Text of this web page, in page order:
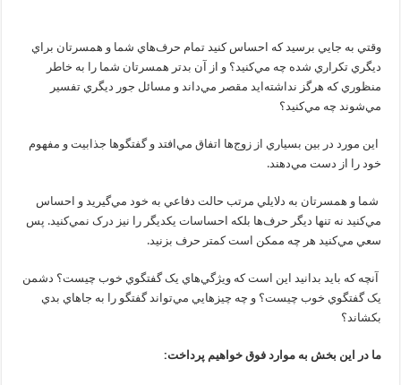
وقتي به جايي برسيد که احساس کنيد تمام حرف‌هاي شما و همسرتان براي
ديگري تکراري شده چه مي‌کنيد؟ و از آن بدتر همسرتان شما را به خاطر
منظوري که هرگز نداشته‌ايد مقصر مي‌داند و مسائل جور ديگري تفسير
مي‌شوند چه مي‌کنيد؟
اين مورد در بين بسياري از زوج‌ها اتفاق مي‌افتد و گفتگوها جذابيت و مفهوم
خود را از دست مي‌دهند.
شما و همسرتان به دلايلي مرتب حالت دفاعي به خود مي‌گيريد و احساس
مي‌کنيد نه تنها ديگر حرف‌ها بلکه احساسات يکديگر را نيز درک نمي‌کنيد. پس
سعي مي‌کنيد هر چه ممکن است کمتر حرف بزنيد.
آنچه که بايد بدانيد اين است که ويژگي‌هاي يک گفتگوي خوب چيست؟ دشمن
يک گفتگوي خوب چيست؟ و چه چيزهايي مي‌تواند گفتگو را به جاهاي بدي
بکشاند؟
ما در اين بخش به موارد فوق خواهيم پرداخت: